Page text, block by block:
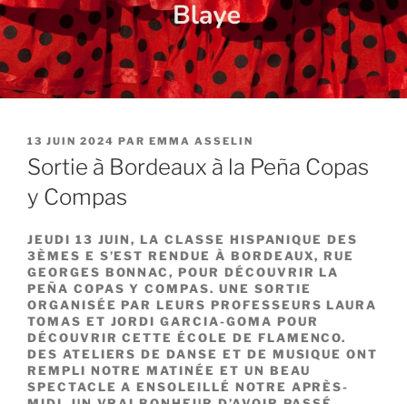
PUBLIÉ
LE
13 JUIN 2024 PAR EMMA ASSELIN
Sortie à Bordeaux à la Peña Copas
y Compas
JEUDI 13 JUIN, LA CLASSE HISPANIQUE DES
3ÈMES E S’EST RENDUE À BORDEAUX, RUE
GEORGES BONNAC, POUR DÉCOUVRIR LA
PEÑA COPAS Y COMPAS. UNE SORTIE
ORGANISÉE PAR LEURS PROFESSEURS LAURA
TOMAS ET JORDI GARCIA-GOMA POUR
DÉCOUVRIR CETTE ÉCOLE DE FLAMENCO.
DES ATELIERS DE DANSE ET DE MUSIQUE ONT
REMPLI NOTRE MATINÉE ET UN BEAU
SPECTACLE A ENSOLEILLÉ NOTRE APRÈS-